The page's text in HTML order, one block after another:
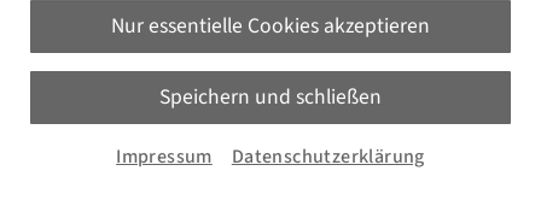
Verfügbar bis: 12.08.2026
Das regionale Infomagazin peilt die neuesten
bermuda.dreieck an und ortet Highlights.
Nur essentielle Cookies akzeptieren
Speichern und schließen
Impressum Datenschutzerklärung